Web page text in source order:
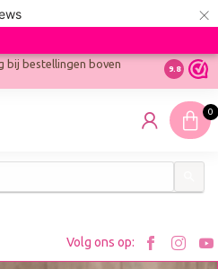
×
bij bestellingen boven
Ontdek
9.8
0
Volg ons op:
Bezoek